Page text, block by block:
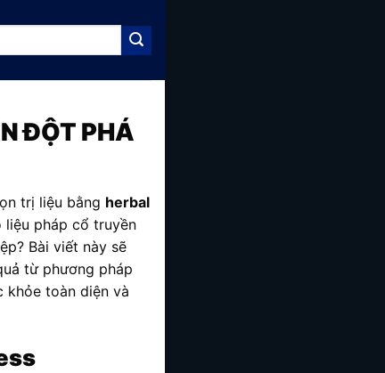
ĐỘT PHÁ
trị liệu bằng herbal
liệu pháp cổ truyền
Bài viết này sẽ
từ phương pháp
khỏe toàn diện và